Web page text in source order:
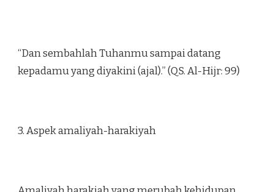
“Dan sembahlah Tuhanmu sampai datang
kepadamu yang diyakini (ajal).” (QS. Al-Hijr: 99)
3. Aspek amaliyah-harakiyah